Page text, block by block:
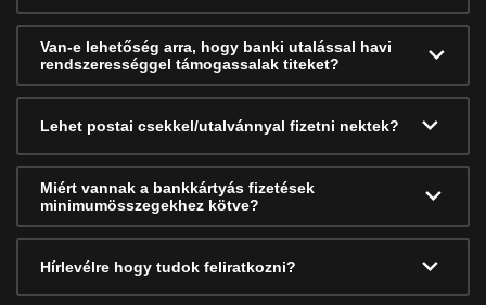
Van-e lehetőség arra, hogy banki utalással havi
rendszerességgel támogassalak titeket?
Lehet postai csekkel/utalvánnyal fizetni nektek?
Miért vannak a bankkártyás fizetések
minimumösszegekhez kötve?
Hírlevélre hogy tudok feliratkozni?